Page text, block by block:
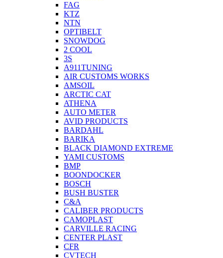
FAG
KTZ
NTN
OPTIBELT
SNOWDOG
2 СOOL
3S
A911TUNING
AIR CUSTOMS WORKS
AMSOIL
ARCTIC CAT
ATHENA
AUTO METER
AVID PRODUCTS
BARDAHL
BARIKA
BLACK DIAMOND EXTREME
YAMI CUSTOMS
BMP
BOONDOCKER
BOSCH
BUSH BUSTER
C&A
CALIBER PRODUCTS
CAMOPLAST
CARVILLE RACING
CENTER PLAST
CFR
CVTECH